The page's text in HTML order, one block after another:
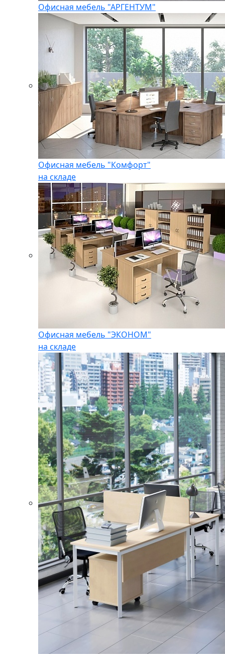
Офисная мебель "АРГЕНТУМ"
Офисная мебель "Комфорт"
на складе
Офисная мебель "ЭКОНОМ"
на складе